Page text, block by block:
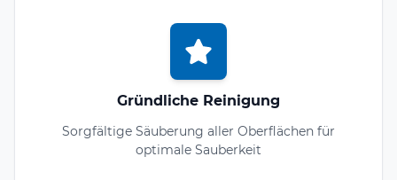
Gründliche Reinigung
Sorgfältige Säuberung aller Oberflächen für
optimale Sauberkeit